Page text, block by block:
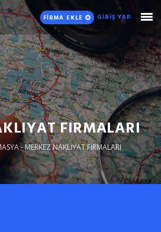
FİRMA EKLE GİRİŞ YAP
FIRMALARI
- MERKEZ NAKLİYAT FİRMALARI